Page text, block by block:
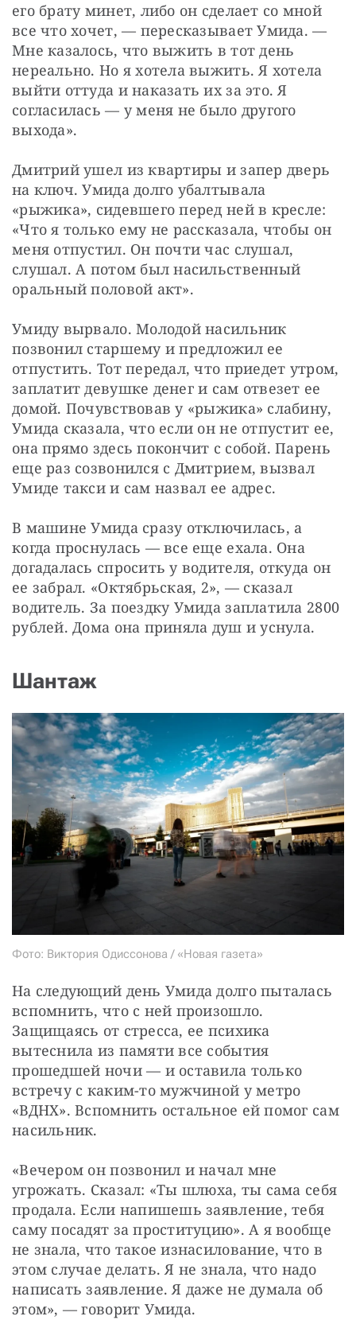
его брату минет, либо он сделает со мной
все что хочет, — пересказывает Умида. —
Мне казалось, что выжить в тот день
нереально. Но я хотела выжить. Я хотела
выйти оттуда и наказать их за это. Я
согласилась — у меня не было другого
выхода».
Дмитрий ушел из квартиры и запер дверь
на ключ. Умида долго убалтывала
«рыжика», сидевшего перед ней в кресле:
«Что я только ему не рассказала, чтобы он
меня отпустил. Он почти час слушал,
слушал. А потом был насильственный
оральный половой акт».
Умиду вырвало. Молодой насильник
позвонил старшему и предложил ее
отпустить. Тот передал, что приедет утром,
заплатит девушке денег и сам отвезет ее
домой. Почувствовав у «рыжика» слабину,
Умида сказала, что если он не отпустит ее,
она прямо здесь покончит с собой. Парень
еще раз созвонился с Дмитрием, вызвал
Умиде такси и сам назвал ее адрес.
В машине Умида сразу отключилась, а
когда проснулась — все еще ехала. Она
догадалась спросить у водителя, откуда он
ее забрал. «Октябрьская, 2», — сказал
водитель. За поездку Умида заплатила 2800
рублей. Дома она приняла душ и уснула.
Шантаж
Фото: Виктория Одиссонова / «Новая газета»
На следующий день Умида долго пыталась
вспомнить, что с ней произошло.
Защищаясь от стресса, ее психика
вытеснила из памяти все события
прошедшей ночи — и оставила только
встречу с каким-то мужчиной у метро
«ВДНХ». Вспомнить остальное ей помог сам
насильник.
«Вечером он позвонил и начал мне
угрожать. Сказал: «Ты шлюха, ты сама себя
продала. Если напишешь заявление, тебя
саму посадят за проституцию». А я вообще
не знала, что такое изнасилование, что в
этом случае делать. Я не знала, что надо
написать заявление. Я даже не думала об
этом», — говорит Умида.